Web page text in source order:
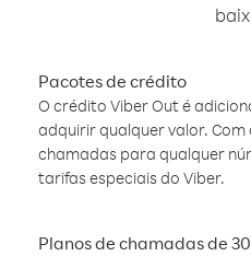
Pacotes de crédito
O crédito Viber Out é
adquirir qualquer valor.
chamadas para qualquer
tarifas especiais do Viber.
Planos de chamadas de